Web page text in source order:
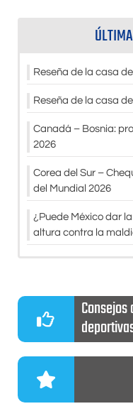
Reseña de la casa
Reseña de la casa
Canadá – Bosnia:
2026
Corea del Sur –
del Mundial 2026
¿Puede México dar
altura contra la